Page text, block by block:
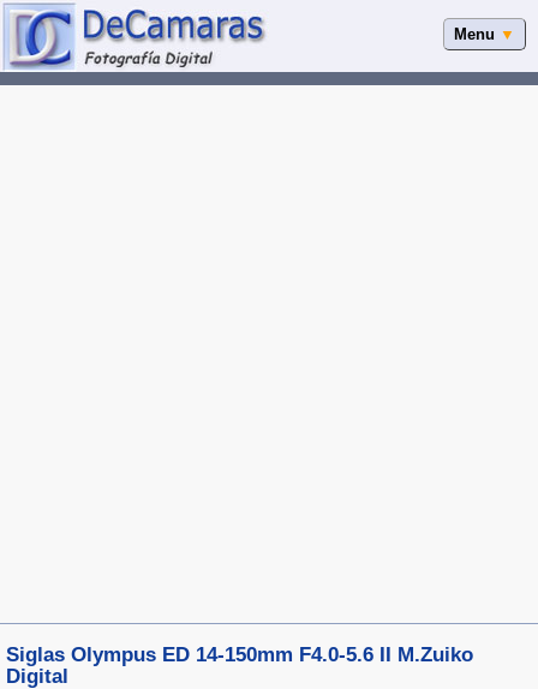
Menu ▼
Siglas Olympus ED 14-150mm F4.0-5.6 II M.Zuiko
Digital